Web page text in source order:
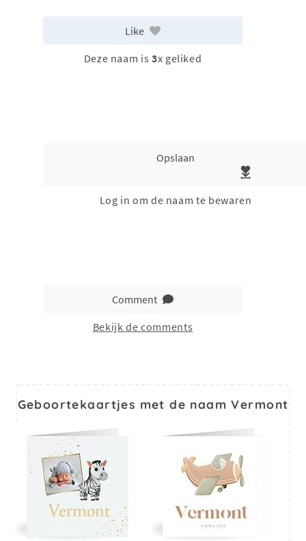
Like
Deze naam is 3x geliked
Opslaan
Log in om de naam te bewaren
Comment
Bekijk de comments
Geboortekaartjes met de naam Vermont